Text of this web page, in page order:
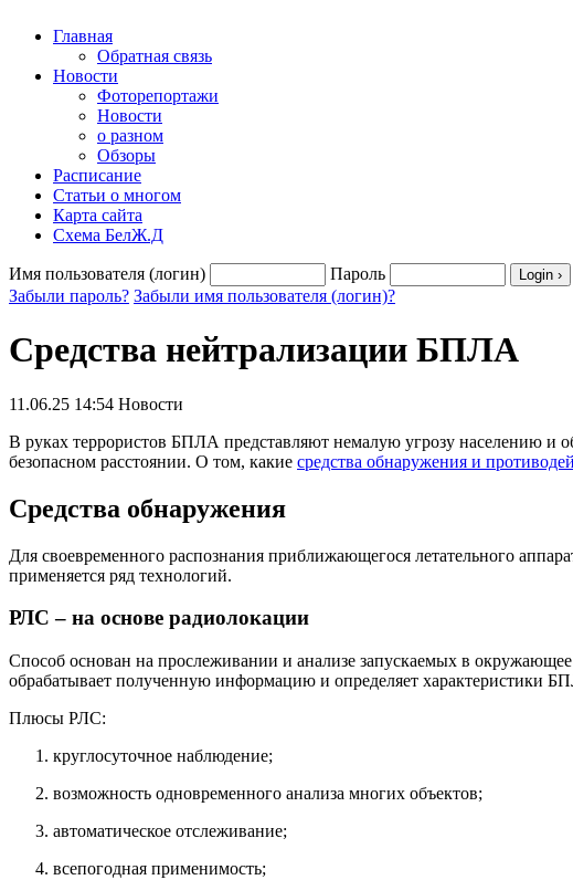
Главная
Обратная связь
Новости
Фоторепортажи
Новости
о разном
Обзоры
Расписание
Статьи о многом
Карта сайта
Схема БелЖ.Д
Имя пользователя (логин)
Пароль
Забыли пароль? Забыли имя пользователя (логин)?
Средства нейтрализации БПЛА
11.06.25 14:54 Новости
В руках террористов БПЛА представляют немалую угрозу населению и
безопасном расстоянии. О том, какие средства обнаружения и
Средства обнаружения
Для своевременного распознания приближающегося летательного
применяется ряд технологий.
РЛС – на основе радиолокации
Способ основан на прослеживании и анализе запускаемых в
обрабатывает полученную информацию и определяет характеристики
Плюсы РЛС:
круглосуточное наблюдение;
возможность одновременного анализа многих объектов;
автоматическое отслеживание;
всепогодная применимость;